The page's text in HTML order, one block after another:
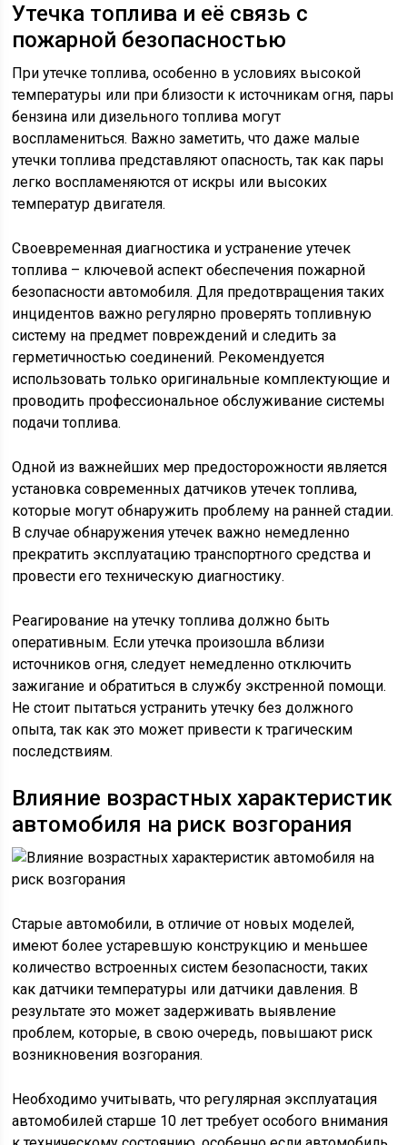
Утечка топлива и её связь с
пожарной безопасностью
При утечке топлива, особенно в условиях высокой
температуры или при близости к источникам огня, пары
бензина или дизельного топлива могут
воспламениться. Важно заметить, что даже малые
утечки топлива представляют опасность, так как пары
легко воспламеняются от искры или высоких
температур двигателя.
Своевременная диагностика и устранение утечек
топлива – ключевой аспект обеспечения пожарной
безопасности автомобиля. Для предотвращения таких
инцидентов важно регулярно проверять топливную
систему на предмет повреждений и следить за
герметичностью соединений. Рекомендуется
использовать только оригинальные комплектующие и
проводить профессиональное обслуживание системы
подачи топлива.
Одной из важнейших мер предосторожности является
установка современных датчиков утечек топлива,
которые могут обнаружить проблему на ранней стадии.
В случае обнаружения утечек важно немедленно
прекратить эксплуатацию транспортного средства и
провести его техническую диагностику.
Реагирование на утечку топлива должно быть
оперативным. Если утечка произошла вблизи
источников огня, следует немедленно отключить
зажигание и обратиться в службу экстренной помощи.
Не стоит пытаться устранить утечку без должного
опыта, так как это может привести к трагическим
последствиям.
Влияние возрастных характеристик
автомобиля на риск возгорания
Старые автомобили, в отличие от новых моделей,
имеют более устаревшую конструкцию и меньшее
количество встроенных систем безопасности, таких
как датчики температуры или датчики давления. В
результате это может задерживать выявление
проблем, которые, в свою очередь, повышают риск
возникновения возгорания.
Необходимо учитывать, что регулярная эксплуатация
автомобилей старше 10 лет требует особого внимания